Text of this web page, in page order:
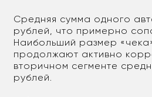
Средняя сумма одного
рублей, что примерно
Наибольший размер
продолжают активно
вторичном сегменте
рублей.